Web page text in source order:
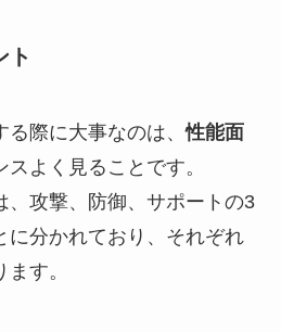
ト
る際に大事なのは、性能面
よく見ることです。
、攻撃、防御、サポートの3
に分かれており、それぞれ
す。